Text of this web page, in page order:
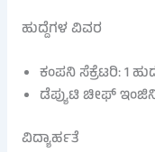
ಹುದ್ದೆಗಳ ವಿವರ
ಕಂಪನಿ ಸೆಕ್ರೆಟರಿ: 1
ಡೆಪ್ಯುಟಿ ಚೀಫ್
ವಿದ್ಯಾರ್ಹತೆ